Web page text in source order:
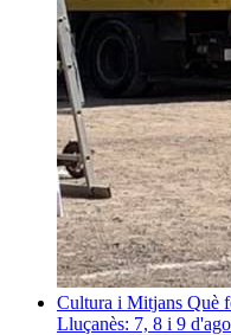
Cultura i Mitjans Què
Lluçanès: 7, 8 i 9